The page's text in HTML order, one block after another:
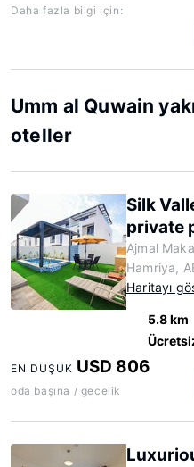
Daha fazla bilgi için:
Umm al Quwain
oteller
Silk
private
Ajmal
Hamriya,
Haritayı
5.8 km
EN DÜŞÜK USD 806
oda başına / gecelik